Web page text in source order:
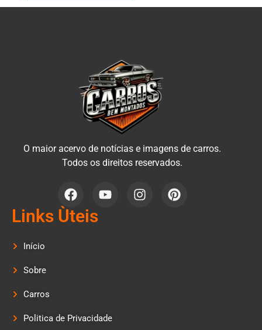
O maior acervo de notícias e imagens de carros.
Todos os direitos reservados.
Links Ùteis
Início
Sobre
Carros
Politica de Privacidade